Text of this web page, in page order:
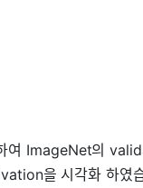
여 ImageNet의
을 시각화 하였